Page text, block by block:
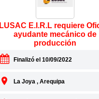
LUSAC E.I.R.L requiere
ayudante mecánico de
producción
Finalizó el 10/09/2022
La Joya , Arequipa